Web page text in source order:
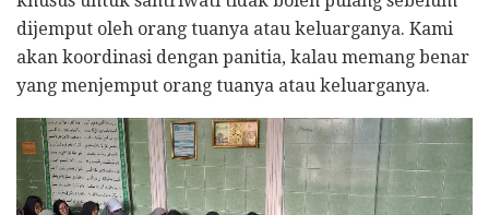
dijemput oleh orang tuanya atau keluarganya. Kami
akan koordinasi dengan panitia, kalau memang benar
yang menjemput orang tuanya atau keluarganya.